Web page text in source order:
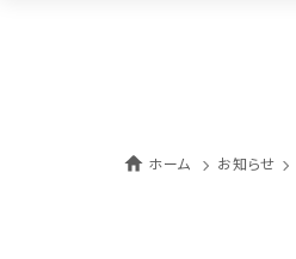
ホーム お知らせ